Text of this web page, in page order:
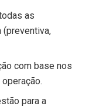
as
(preventiva,
com base nos
para a